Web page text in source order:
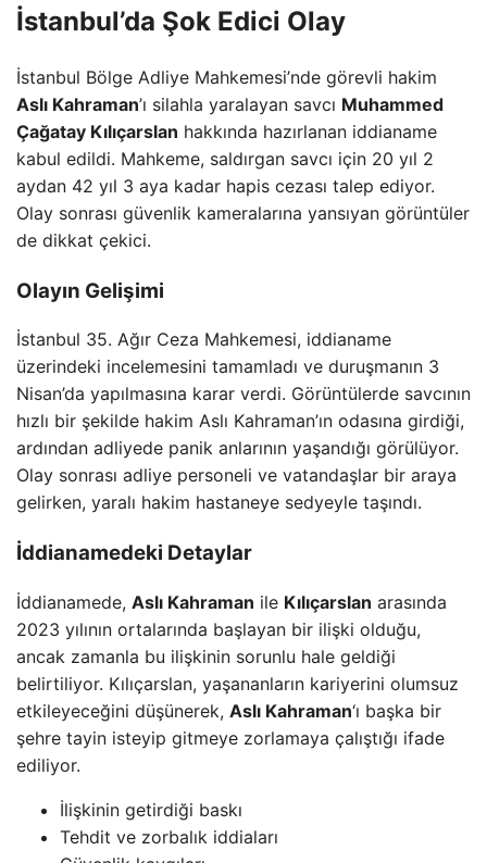
İstanbul’da Şok Edici Olay
İstanbul Bölge Adliye Mahkemesi’nde görevli hakim
Aslı Kahraman’ı silahla yaralayan savcı Muhammed
Çağatay Kılıçarslan hakkında hazırlanan iddianame
kabul edildi. Mahkeme, saldırgan savcı için 20 yıl 2
aydan 42 yıl 3 aya kadar hapis cezası talep ediyor.
Olay sonrası güvenlik kameralarına yansıyan görüntüler
de dikkat çekici.
Olayın Gelişimi
İstanbul 35. Ağır Ceza Mahkemesi, iddianame
üzerindeki incelemesini tamamladı ve duruşmanın 3
Nisan’da yapılmasına karar verdi. Görüntülerde savcının
hızlı bir şekilde hakim Aslı Kahraman’ın odasına girdiği,
ardından adliyede panik anlarının yaşandığı görülüyor.
Olay sonrası adliye personeli ve vatandaşlar bir araya
gelirken, yaralı hakim hastaneye sedyeyle taşındı.
İddianamedeki Detaylar
İddianamede, Aslı Kahraman ile Kılıçarslan arasında
2023 yılının ortalarında başlayan bir ilişki olduğu,
ancak zamanla bu ilişkinin sorunlu hale geldiği
belirtiliyor. Kılıçarslan, yaşananların kariyerini olumsuz
etkileyeceğini düşünerek, Aslı Kahraman‘ı başka bir
şehre tayin isteyip gitmeye zorlamaya çalıştığı ifade
ediliyor.
İlişkinin getirdiği baskı
Tehdit ve zorbalık iddiaları